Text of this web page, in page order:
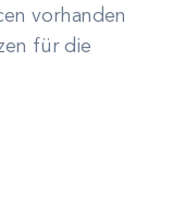
vorhanden
für die